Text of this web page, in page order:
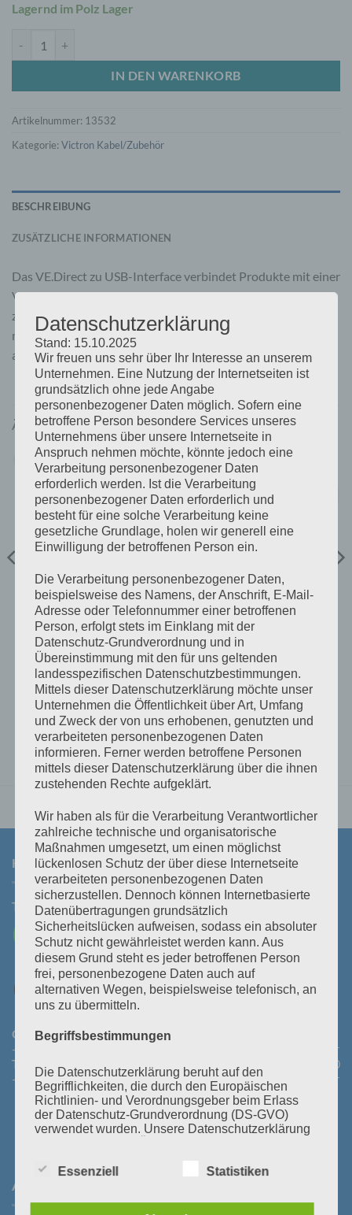
Lagernd im Polz Lager
IN DEN WARENKORB
Artikelnummer: 13532
Kategorie: Victron Kabel/Zubehör
BESCHREIBUNG
ZUSÄTZLICHE INFORMATIONEN
Das VE.Direct zu USB-Interface verbindet Produkte mit einer
VE.Direct-Verbindung mit Geräten mit einem USB-Port, wie
z B. einem Computer. Mit diesem Kabel kann man außerdem
mehr als zwei VE.Direct-Produkte an ein einzelnes CCGX
anschließen.
ÄHNLICHE PRODUKTE
VICTRON KABEL/ZUBEHÖR
RJ12 UTP Cable 1,8 m
€8,99 inkl 20% Mwst
Lagernd im Polz Lager
IN DEN WARENKORB
VICTRON KABEL/ZUBEHÖR
RJ45 UTP Cable 0,3 m
€9,00
Lagernd im Polz Lager
IN DEN WARENKORB
KONTAKT
Tel: +43 3464 30 505Mail:office@polz.at
Öffnungszeiten Abhollager:Montag bis Donnerstag:
- 11:30 Uhr und 14:00 - 16:45 Uhr
08:30 - 13:30 Uhr
Telefonische Erreichbarkeit:
Montag bis Donnerstag:
08:00
- 12:00 Uhr und 13:30 - 18:00 UhrFreitag:08:00 - 14:00 Uhr
ANFAHRT
Datenschutzerklärung
Stand: 15.10.2025
Wir freuen uns sehr über Ihr Interesse an unserem
Unternehmen. Eine Nutzung der Internetseiten ist
grundsätzlich ohne jede Angabe
personenbezogener Daten möglich. Sofern eine
betroffene Person besondere Services unseres
Unternehmens über unsere Internetseite in
Anspruch nehmen möchte, könnte jedoch eine
Verarbeitung personenbezogener Daten
erforderlich werden. Ist die Verarbeitung
personenbezogener Daten erforderlich und
besteht für eine solche Verarbeitung keine
gesetzliche Grundlage, holen wir generell eine
Einwilligung der betroffenen Person ein.
Die Verarbeitung personenbezogener Daten,
beispielsweise des Namens, der Anschrift, E-Mail-
Adresse oder Telefonnummer einer betroffenen
Person, erfolgt stets im Einklang mit der
Datenschutz-Grundverordnung und in
Übereinstimmung mit den für uns geltenden
landesspezifischen Datenschutzbestimmungen.
Mittels dieser Datenschutzerklärung möchte unser
Unternehmen die Öffentlichkeit über Art, Umfang
und Zweck der von uns erhobenen, genutzten und
verarbeiteten personenbezogenen Daten
informieren. Ferner werden betroffene Personen
mittels dieser Datenschutzerklärung über die ihnen
zustehenden Rechte aufgeklärt.
Wir haben als für die Verarbeitung Verantwortlicher
zahlreiche technische und organisatorische
Maßnahmen umgesetzt, um einen möglichst
lückenlosen Schutz der über diese Internetseite
verarbeiteten personenbezogenen Daten
sicherzustellen. Dennoch können Internetbasierte
Datenübertragungen grundsätzlich
Sicherheitslücken aufweisen, sodass ein absoluter
Schutz nicht gewährleistet werden kann. Aus
diesem Grund steht es jeder betroffenen Person
frei, personenbezogene Daten auch auf
alternativen Wegen, beispielsweise telefonisch, an
uns zu übermitteln.
Begriffsbestimmungen
Die Datenschutzerklärung beruht auf den
Begrifflichkeiten, die durch den Europäischen
Richtlinien- und Verordnungsgeber beim Erlass
der Datenschutz-Grundverordnung (DS-GVO)
verwendet wurden. Unsere Datenschutzerklärung
lesbar und verständlich sein. Um dies zu
Begrifflichkeiten erläutern.
Essenziell Statistiken